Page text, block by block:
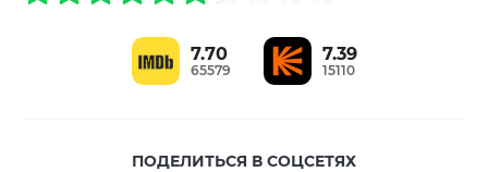
7.70
65579
7.39
15110
ПОДЕЛИТЬСЯ В СОЦСЕТЯХ